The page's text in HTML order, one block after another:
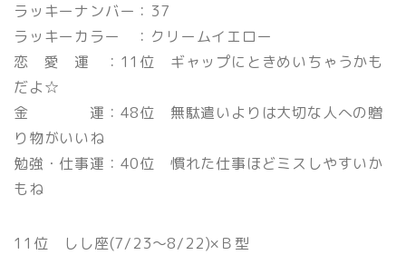
ラッキーナンバー：37
ラッキーカラー ：クリームイエロー
恋 愛 運 ：11位 ギャップにときめいちゃうかも
だよ☆
金 運：48位 無駄遣いよりは大切な人への贈
り物がいいね
勉強・仕事運：40位 慣れた仕事ほどミスしやすいか
もね
11位 しし座(7/23〜8/22)×Ｂ型